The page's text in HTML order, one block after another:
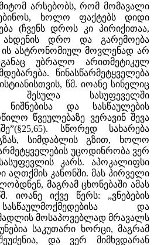
არსებობს, რომ მომავალი
ხოლო ფაქტებს დიდი
(ჩვენს დროს კი პირიქითაა,
ახდენის დრო და გარემოება
ის ასტრონომიულ მოვლენად არ
უბრალო არითმეტიკულ
წინასწარმეტყველება
წმ. იოანე სინელიც
შესულა სასუფეველში
ნიშნებისა და სასწაულების
წვეულებაზე ვერავინ შევა
სწორედ სახარება
გზას, სიმდაბლის გზით, ხოლო
უცოდინრობა ვერ
კარს. აპოკალიფსი
აღთქმის კანონში. მას პირველი
მაგრამ ცხონებაში ამას
იოანე იქვე წერს: „ვნებების
და
მადლის მოსაპოვებლად მრავალს
საკუთარი ხორცი, მაგრამ
და ვერ მიმხვდარან